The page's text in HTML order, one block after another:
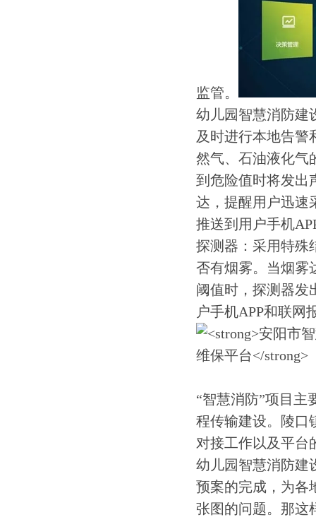
监管。
幼儿园智慧消防建
及时进行本地告警
然气、石油液化气
到危险值时将发出
达，提醒用户迅速
推送到用户手机
探测器：采用特殊
否有烟雾。当烟雾
阈值时，探测器发
户手机APP和联网
“智慧消防”项目主
程传输建设。陵口
对接工作以及平台
幼儿园智慧消防建
预案的完成，为各
张图的问题。那这